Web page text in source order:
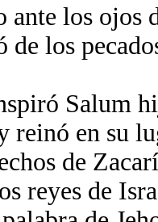
los ojos
de los
Salum
reinó en su
de
reyes de